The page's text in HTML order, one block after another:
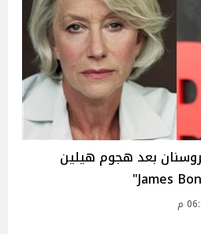
بعد هجوم هيلين